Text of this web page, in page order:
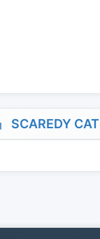
SCAREDY CAT